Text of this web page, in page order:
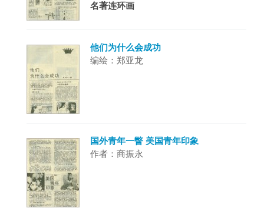
名著连环画
他们为什么会成功
编绘：郑亚龙
国外青年一瞥 美国青年印象
作者：商振永